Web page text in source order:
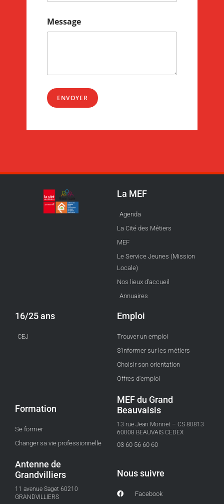
Message
ENVOYER
La MEF
Agenda
La Cité des Métiers
MEF
Le Service Jeunes (Mission
Locale)
Nos lieux d'accueil
Annuaires
16/25 ans
CEJ
Emploi
Trouver un emploi
S'informer sur les métiers
Choisir son orientation
Offres d'emploi
Formation
Se former
Changer sa vie professionnelle
MEF du Grand
Beauvaisis
13 rue Jean Monnet – CS 80813
60008 BEAUVAIS CEDEX
03 60 56 60 60
Antenne de
Grandvilliers
11 avenue Saget 60210
GRANDVILLIERS
Nous suivre
Facebook